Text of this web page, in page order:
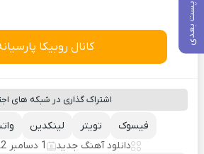
پست بعدی
کانال روبیکا
اشتراک گذاری در شبکه های
لینکدین تویتر
فیسوک
دانلود آهنگ جدید
1 دسامبر 2022